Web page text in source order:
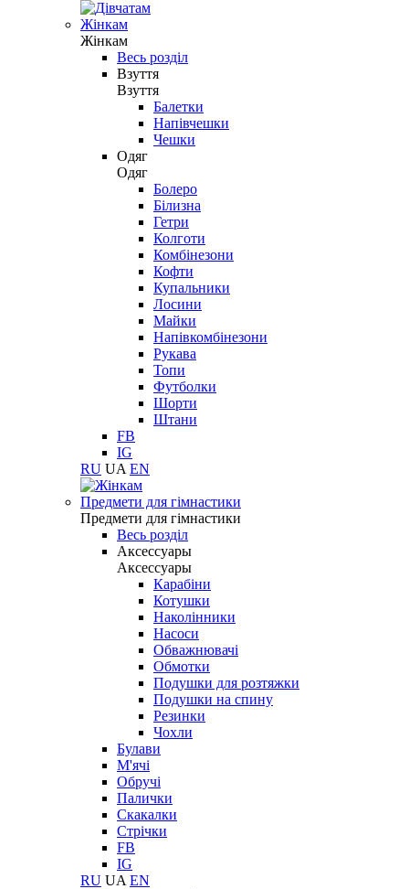
Жінкам
Жінкам
Весь розділ
Взуття
Взуття
Балетки
Напівчешки
Чешки
Одяг
Одяг
Болеро
Білизна
Гетри
Колготи
Комбінезони
Кофти
Купальники
Лосини
Майки
Напівкомбінезони
Рукава
Топи
Футболки
Шорти
Штани
FB
IG
RU UA EN
Предмети для гімнастики
Предмети для гімнастики
Весь розділ
Аксессуары
Аксессуары
Карабіни
Котушки
Наколінники
Насоси
Обважнювачі
Обмотки
Подушки для розтяжки
Подушки на спину
Резинки
Чохли
Булави
М'ячі
Обручі
Палички
Скакалки
Стрічки
FB
IG
RU UA EN